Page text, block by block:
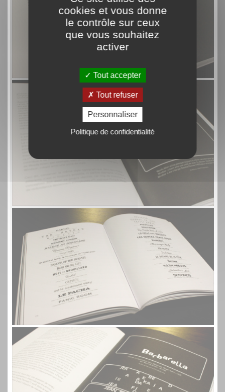
cookies et vous donne
le contrôle sur ceux
que vous souhaitez
activer
Tout accepter
Tout refuser
Personnaliser
Politique de confidentialité